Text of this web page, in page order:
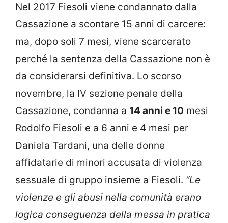
Nel 2017 Fiesoli viene condannato dalla
Cassazione a scontare 15 anni di carcere:
ma, dopo soli 7 mesi, viene scarcerato
perché la sentenza della Cassazione non è
da considerarsi definitiva. Lo scorso
novembre, la IV sezione penale della
Cassazione, condanna a 14 anni e 10 mesi
Rodolfo Fiesoli e a 6 anni e 4 mesi per
Daniela Tardani, una delle donne
affidatarie di minori accusata di violenza
sessuale di gruppo insieme a Fiesoli. “Le
violenze e gli abusi nella comunità erano
logica conseguenza della messa in pratica